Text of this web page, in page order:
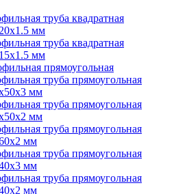
труба квадратная
мм
труба квадратная
мм
прямоугольная
труба прямоугольная
мм
труба прямоугольная
мм
труба прямоугольная
мм
труба прямоугольная
мм
труба прямоугольная
мм